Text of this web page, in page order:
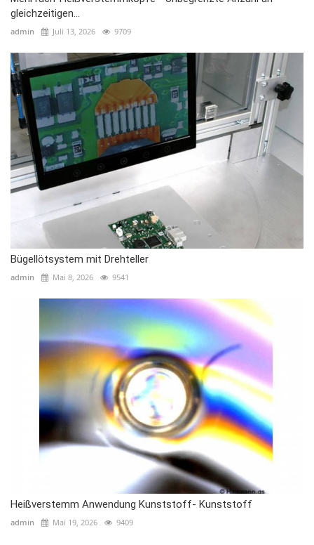
gleichzeitigen...
admin Juli 13, 2026 9709
Bügellötsystem mit Drehteller
admin Mai 8, 2026 9541
Heißverstemm Anwendung Kunststoff- Kunststoff
admin Mai 19, 2026 9409